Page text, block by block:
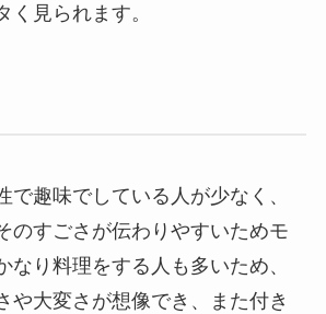
く見られます。
で趣味でしている人が少なく、
のすごさが伝わりやすいためモ
なり料理をする人も多いため、
や大変さが想像でき、また付き